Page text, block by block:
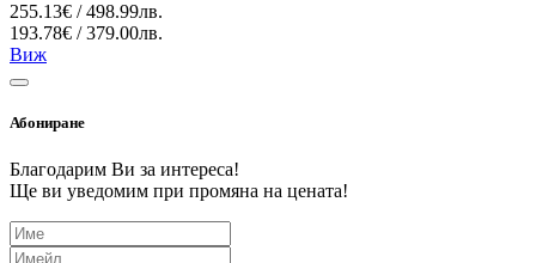
255.13€ / 498.99лв.
193.78€ / 379.00лв.
Виж
Абониране
Благодарим Ви за интереса!
Ще ви уведомим при промяна на цената!